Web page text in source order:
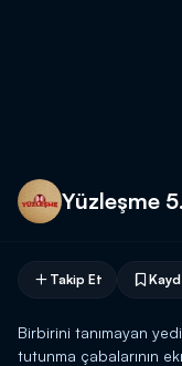
Yüzleşme
Takip Et
Birbirini tanımayan
tutunma çabalarının